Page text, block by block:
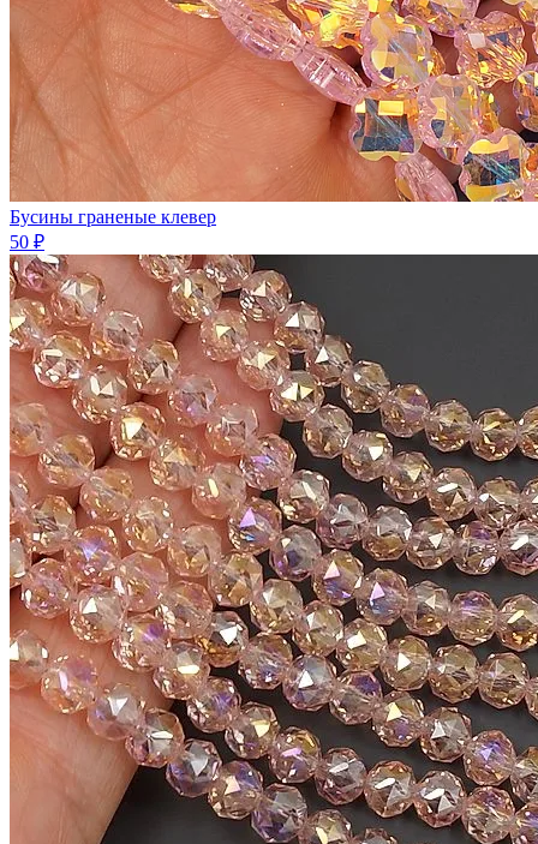
Бусины граненые клевер
50 ₽